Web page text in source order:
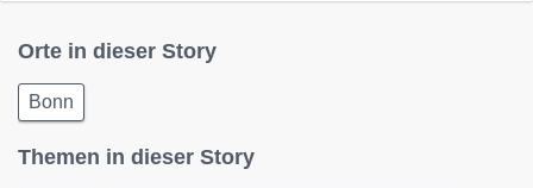
Orte in dieser Story
Bonn
Themen in dieser Story